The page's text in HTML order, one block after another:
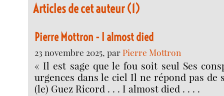
Articles de cet auteur (1)
Pierre Mottron - I almost died
23 novembre 2025, par Pierre Mottron
« Il est sage que le fou soit seul Ses
urgences dans le ciel Il ne répond pas de
(le) Guez Ricord . . . I almost died . . . .